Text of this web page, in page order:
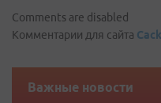
Comments are disabled
Комментарии для сайта
Важные новости